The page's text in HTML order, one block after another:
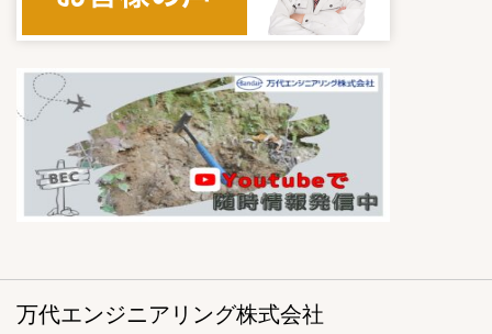
万代エンジニアリング株式会社